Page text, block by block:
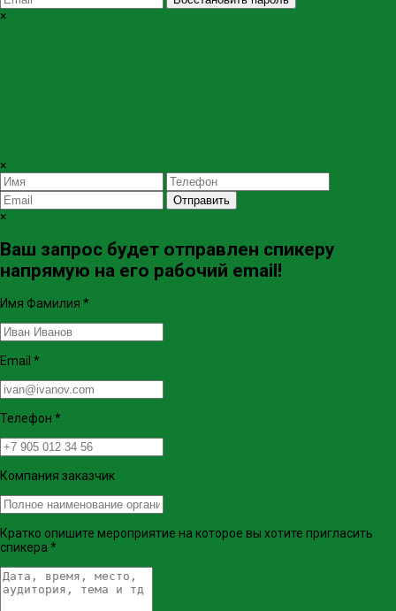
×
×
Отправить
×
Ваш запрос будет отправлен спикеру
напрямую на его рабочий email!
Имя Фамилия *
Email *
Телефон *
Компания заказчик
Кратко опишите мероприятие на которое вы хотите пригласить
спикера *